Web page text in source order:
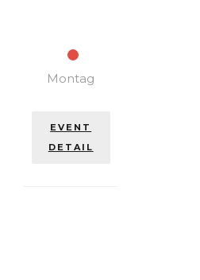
Montag
EVENT
DETAIL